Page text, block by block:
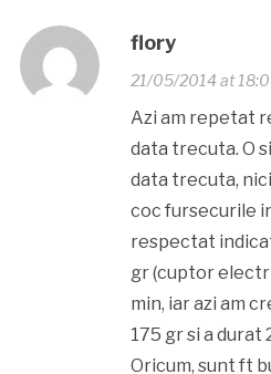
flory
21/05/2014 at
Azi am repetat
data trecuta. O
data trecuta,
coc fursecurile
respectat
gr (cuptor
min, iar azi am
175 gr si a durat
Oricum, sunt ft